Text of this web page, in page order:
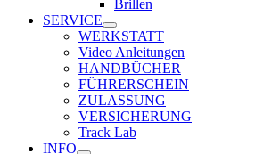
Brillen
SERVICE
WERKSTATT
Video Anleitungen
HANDBÜCHER
FÜHRERSCHEIN
ZULASSUNG
VERSICHERUNG
Track Lab
INFO